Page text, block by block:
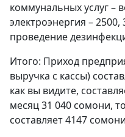
коммунальных услуг –
электроэнергия –
проведение
Итого: Приход
выручка с кассы)
как вы видите,
месяц 31 040 сомони,
составляет 4147